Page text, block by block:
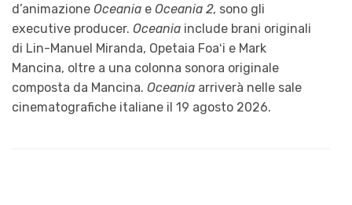
d’animazione Oceania e Oceania 2, sono gli
executive producer. Oceania include brani originali
di Lin-Manuel Miranda, Opetaia Foaʻi e Mark
Mancina, oltre a una colonna sonora originale
composta da Mancina. Oceania arriverà nelle sale
cinematografiche italiane il 19 agosto 2026.